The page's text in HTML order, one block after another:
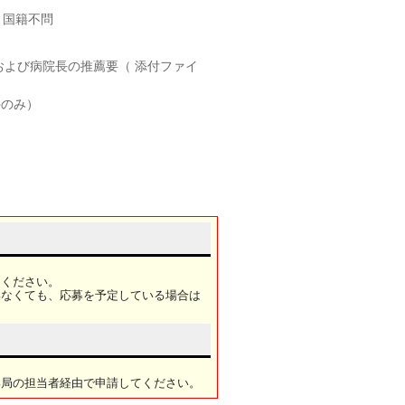
籍不問
び病院長の推薦要（ 添付ファイ
み）
ださい。
くても、応募を予定している場合は
の担当者経由で申請してください。